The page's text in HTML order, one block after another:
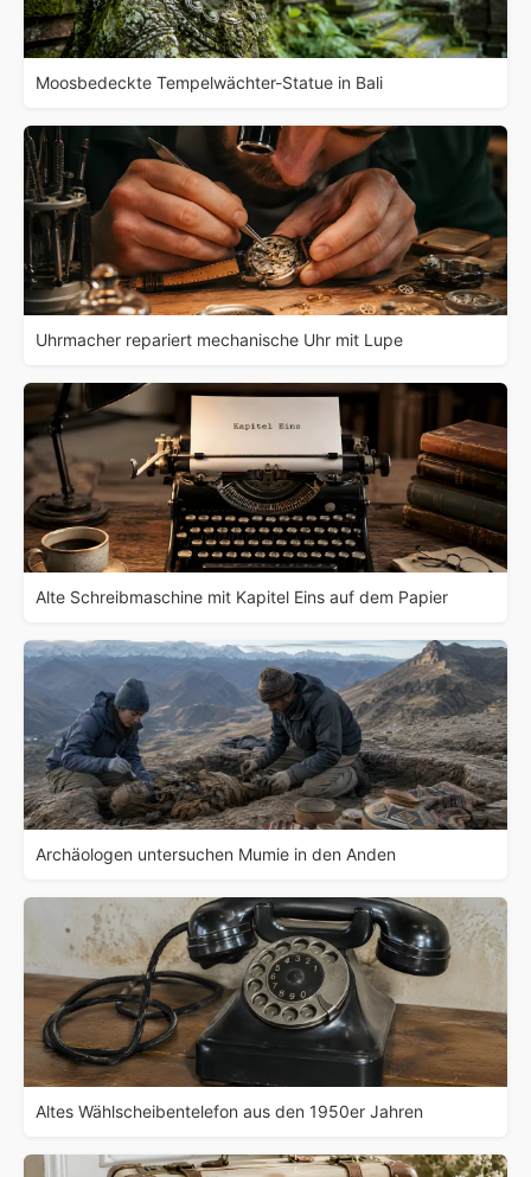
Moosbedeckte Tempelwächter-Statue in Bali
Uhrmacher repariert mechanische Uhr mit Lupe
Alte Schreibmaschine mit Kapitel Eins auf dem Papier
Archäologen untersuchen Mumie in den Anden
Altes Wählscheibentelefon aus den 1950er Jahren